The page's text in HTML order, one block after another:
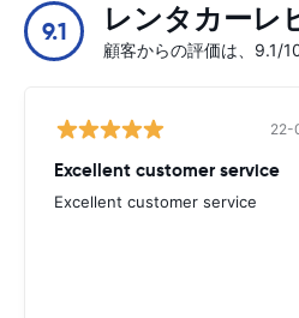
9.1 レンタカーレ
顧客からの評価は、9.1/
22-
Excellent customer service
Excellent customer service